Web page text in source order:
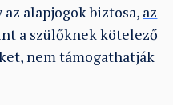
alapjogok biztosa, az
a szülőknek kötelező
nem támogathatják